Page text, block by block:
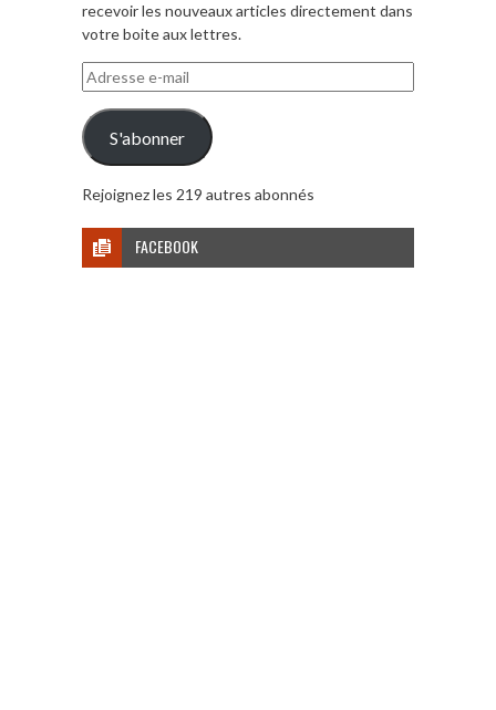
recevoir les nouveaux articles directement dans
votre boite aux lettres.
Adresse
e-
mail
S'abonner
Rejoignez les 219 autres abonnés
FACEBOOK